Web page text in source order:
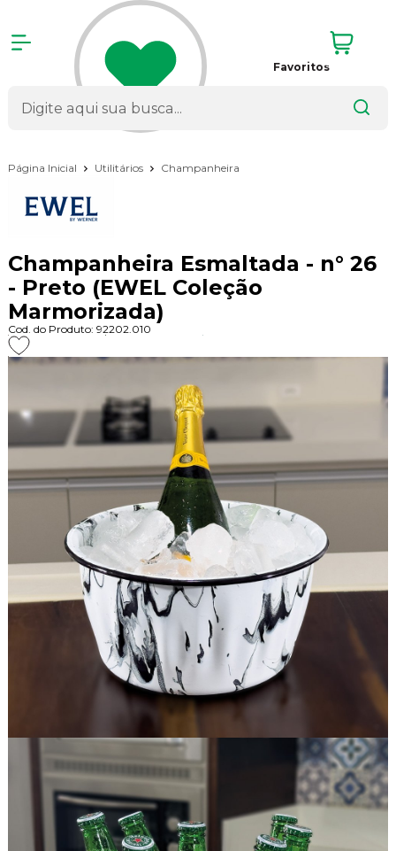
Favoritos
Página Inicial Utilitários Champanheira
Champanheira Esmaltada - n° 26
- Preto (EWEL Coleção
Marmorizada)
Cod. do Produto: 92202.010